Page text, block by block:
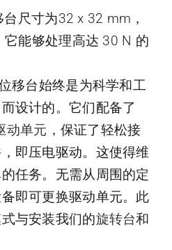
尺寸为32 x 32 mm，
能够处理高达 30 N 的
移台始终是为科学和工
设计的。它们配备了
动单元 ，保证了轻松接
即压电驱动。这使得维
任务。无需从周围的定
即可更换驱动单元。此
与安装我们的旋转台和